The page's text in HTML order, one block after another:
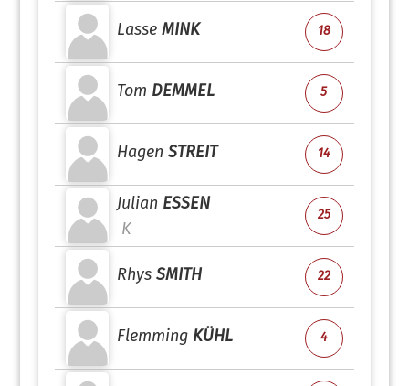
Lasse MINK 18
Tom DEMMEL 5
Hagen STREIT 14
Julian ESSEN
K
25
Rhys SMITH 22
Flemming KÜHL 4